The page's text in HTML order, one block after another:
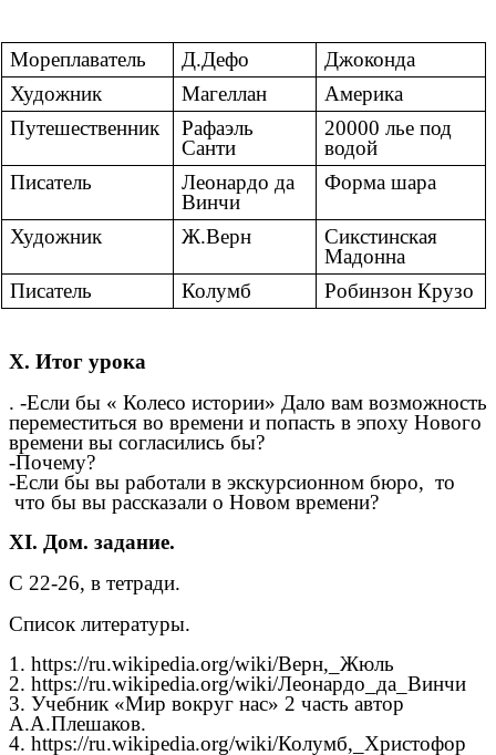
Мореплаватель Д.Дефо
Джоконда
Художник
Магеллан
Америка
Путешественник
Рафаэль
Санти
20000 лье под
водой
Писатель
Леонардо да
Винчи
Форма шара
Художник Ж.Верн
Сикстинская
Мадонна
Писатель
Колумб Робинзон Крузо
X. Итог урока
. -Если бы « Колесо истории» Дало вам возможность
переместиться во времени и попасть в эпоху Нового
времени вы согласились бы?
-Почему?
-Если бы вы работали в экскурсионном бюро, то
что бы вы рассказали о Новом времени?
XI. Дом. задание.
С 22-26, в тетради.
Список литературы.
1. https://ru.wikipedia.org/wiki/Верн,_Жюль
2. https://ru.wikipedia.org/wiki/Леонардо_да_Винчи
3. Учебник «Мир вокруг нас» 2 часть автор
А.А.Плешаков.
4. https://ru.wikipedia.org/wiki/Колумб,_Христофор